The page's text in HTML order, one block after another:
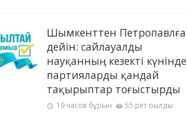
Шымкенттен Петропавлға
дейін: сайлауалды
науқанның кезекті күнінде
партияларды қандай
тақырыптар тоғыстырды
19 часов бұрын 55 рет оқылды